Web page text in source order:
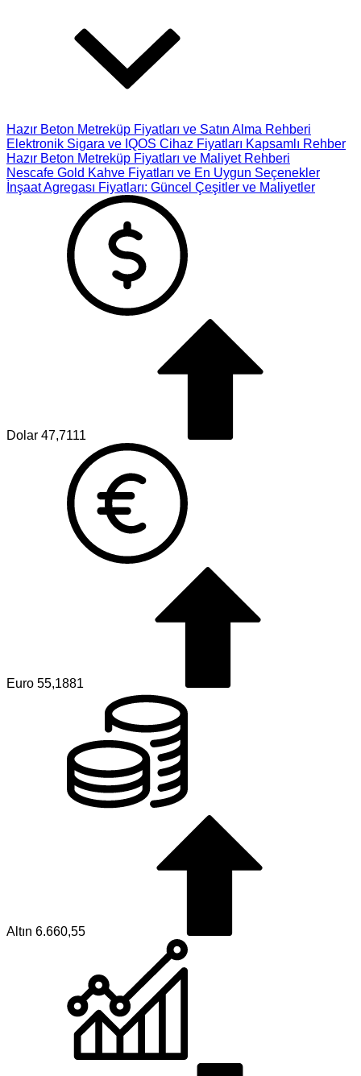
Hazır Beton Metreküp Fiyatları ve Satın Alma Rehberi
Elektronik Sigara ve IQOS Cihaz Fiyatları Kapsamlı Rehber
Hazır Beton Metreküp Fiyatları ve Maliyet Rehberi
Nescafe Gold Kahve Fiyatları ve En Uygun Seçenekler
İnşaat Agregası Fiyatları: Güncel Çeşitler ve Maliyetler
Dolar 47,7111
Euro 55,1881
Altın 6.660,55